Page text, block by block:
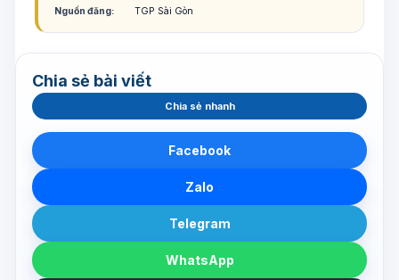
Nguồn đăng: TGP Sài Gòn
Chia sẻ bài viết
Chia sẻ nhanh
Facebook
Zalo
Telegram
WhatsApp